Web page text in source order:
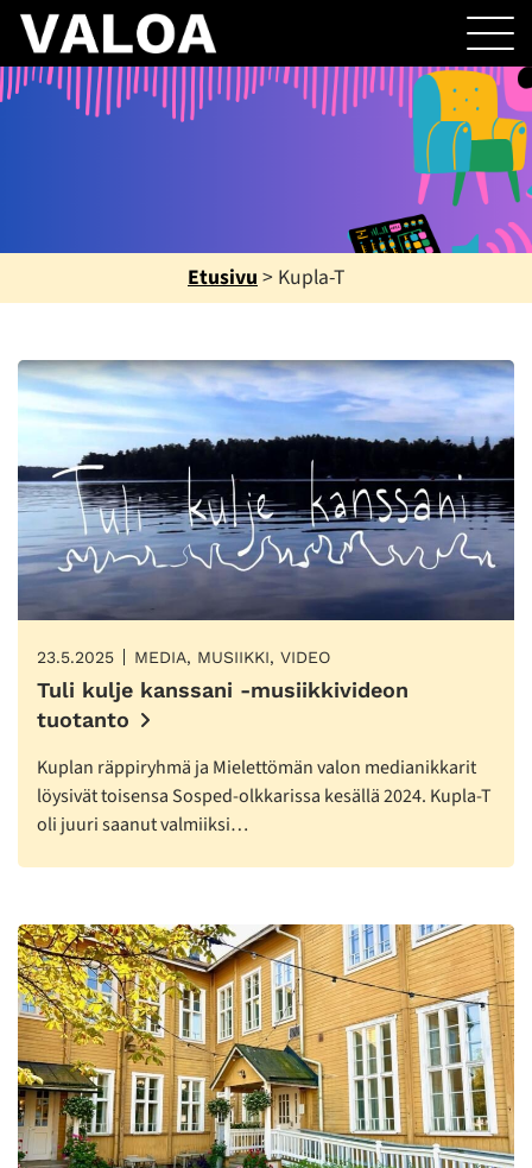
Etusivu > Kupla-T
23.5.2025 MEDIA, MUSIIKKI, VIDEO
Tuli kulje kanssani -musiikkivideon
tuotanto
Kuplan räppiryhmä ja Mielettömän valon medianikkarit
löysivät toisensa Sosped-olkkarissa kesällä 2024. Kupla-T
oli juuri saanut valmiiksi…